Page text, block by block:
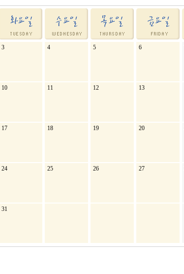
3 4 5 6
10 11 12 13
17 18 19 20
24 25 26 27
31